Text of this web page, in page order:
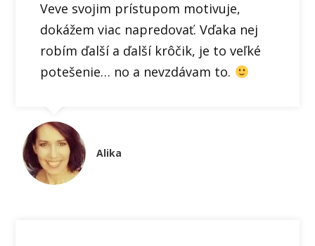
Veve svojim prístupom motivuje,
dokážem viac napredovať. Vďaka nej
robím ďalší a ďalší krôčik, je to veľké
potešenie… no a nevzdávam to.
Alika